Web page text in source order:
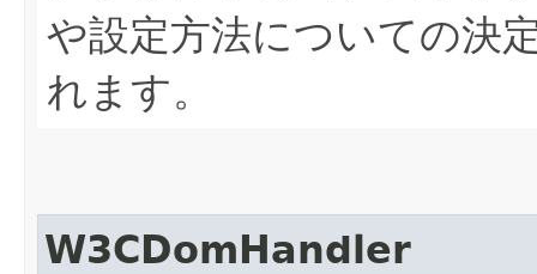
や設定方法についての決
れます。
W3CDomHandler